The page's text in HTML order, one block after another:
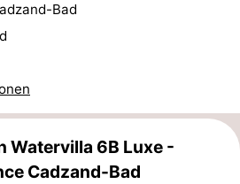
Bad
Watervilla 6B Luxe -
Cadzand-Bad